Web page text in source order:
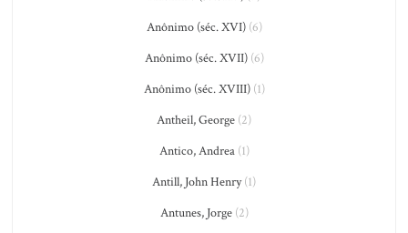
Anônimo (séc. XVI)(6)
Anônimo (séc. XVII)(6)
Anônimo (séc. XVIII)(1)
Antheil, George (2)
Antico, Andrea(1)
Antill, John Henry(1)
Antunes, Jorge(2)